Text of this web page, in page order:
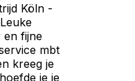
Köln -
en fijne
mbt
kreeg je
je je